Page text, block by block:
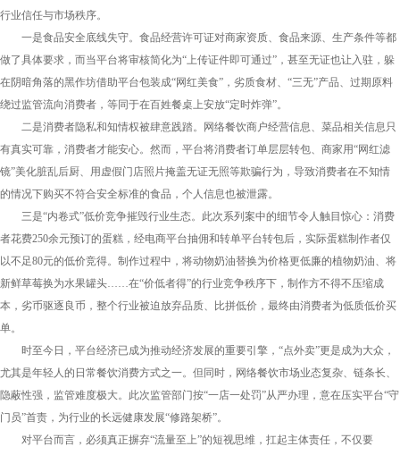
行业信任与市场秩序。
一是食品安全底线失守。食品经营许可证对商家资质、食品来源、生产条件等都
做了具体要求，而当平台将审核简化为“上传证件即可通过”，甚至无证也让入驻，躲
在阴暗角落的黑作坊借助平台包装成“网红美食”，劣质食材、“三无”产品、过期原料
绕过监管流向消费者，等同于在百姓餐桌上安放“定时炸弹”。
二是消费者隐私和知情权被肆意践踏。网络餐饮商户经营信息、菜品相关信息只
有真实可靠，消费者才能安心。然而，平台将消费者订单层层转包、商家用“网红滤
镜”美化脏乱后厨、用虚假门店照片掩盖无证无照等欺骗行为，导致消费者在不知情
的情况下购买不符合安全标准的食品，个人信息也被泄露。
三是“内卷式”低价竞争摧毁行业生态。此次系列案中的细节令人触目惊心：消费
者花费250余元预订的蛋糕，经电商平台抽佣和转单平台转包后，实际蛋糕制作者仅
以不足80元的低价竞得。制作过程中，将动物奶油替换为价格更低廉的植物奶油、将
新鲜草莓换为水果罐头……在“价低者得”的行业竞争秩序下，制作方不得不压缩成
本，劣币驱逐良币，整个行业被迫放弃品质、比拼低价，最终由消费者为低质低价买
单。
时至今日，平台经济已成为推动经济发展的重要引擎，“点外卖”更是成为大众，
尤其是年轻人的日常餐饮消费方式之一。但同时，网络餐饮市场业态复杂、链条长、
隐蔽性强，监管难度极大。此次监管部门按“一店一处罚”从严办理，意在压实平台“守
门员”首责，为行业的长远健康发展“修路架桥”。
对平台而言，必须真正摒弃“流量至上”的短视思维，扛起主体责任，不仅要